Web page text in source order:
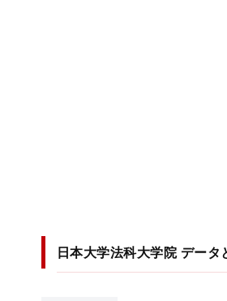
日本大学法科大学院 データ